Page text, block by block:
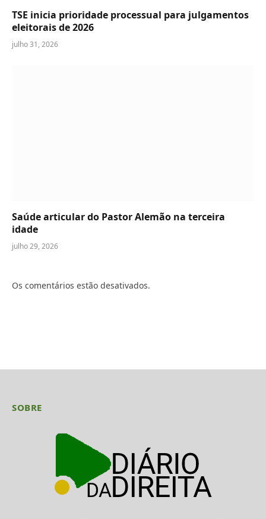
TSE inicia prioridade processual para julgamentos
eleitorais de 2026
julho 31, 2026
Saúde articular do Pastor Alemão na terceira
idade
julho 29, 2026
Os comentários estão desativados.
SOBRE